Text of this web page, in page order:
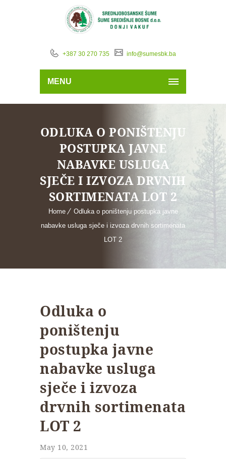
+387 30 270 735 info@sumesbk.ba
MENU
ODLUKA O PONIŠTENJU
POSTUPKA JAVNE
NABAVKE USLUGA
SJEČE I IZVOZA DRVNIH
SORTIMENATA LOT 2
Home
Odluka o poništenju postupka javne
nabavke usluga sječe i izvoza drvnih sortimenata
LOT 2
Odluka o
poništenju
postupka javne
nabavke usluga
sječe i izvoza
drvnih sortimenata
LOT 2
May 10, 2021